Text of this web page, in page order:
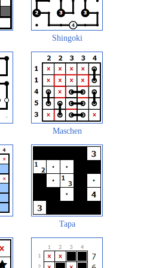
Shingoki
Maschen
Tapa